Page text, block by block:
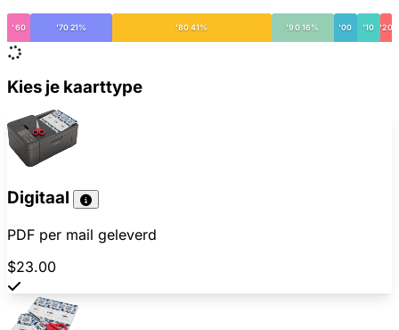
'60 '70 21% '80 41% '90 16% '00 '10 '20
Kies je kaarttype
Digitaal
PDF per mail geleverd
$23.00